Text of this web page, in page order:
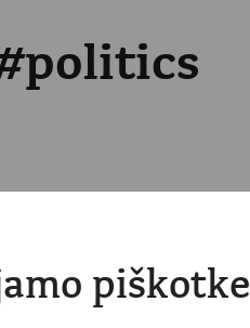
piškotke